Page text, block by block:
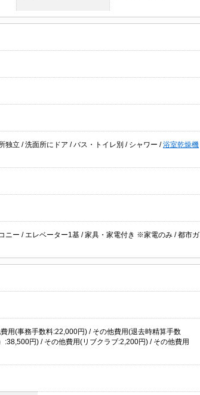
独立 /洗面所にドア /バス・トイレ別 / シャワー /浴室乾燥機
ニー / エレベーター1基 /家具・家電付き ※家電のみ /都市ガ
用(事務手数料:22,000円) / その他費用(退去時精算手数
円) / その他費用(リブクラブ:2,200円) / その他費用